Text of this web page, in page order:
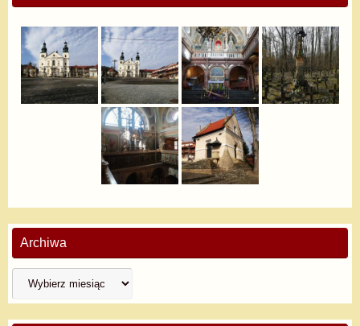
Archiwa